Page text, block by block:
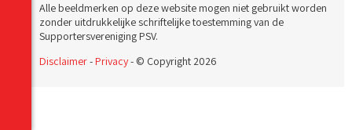
Alle beeldmerken op deze website mogen niet gebruikt worden
zonder uitdrukkelijke schriftelijke toestemming van de
Supportersvereniging PSV.
Disclaimer-Privacy- © Copyright 2026